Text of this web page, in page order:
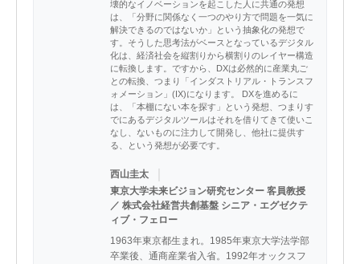
壊的なイノベーションを起こした人に共通の発想
は、「分野に関係なく一つのやり方で問題を一気に
解決できるのではないか」という抽象化の発想で
す。そうした思考法がベースとなっているデジタル
化は、経済社会を縦割りから横割りのレイヤー構造
に転換します。ですから、DXは必然的に産業丸ご
との転換、つまり「インダストリアル・トランスフ
ォメーション」(IX)になります。 DXを進めるに
は、「本棚にない本を探す」という発想、つまりす
でにあるデジタルツールはそれを借りてきて使いこ
なし、ないものに注力して開発し、他社に提供す
る、という発想が必要です。
西山圭太
東京大学未来ビジョン研究センター 客員教授
／ 株式会社経営共創基盤 シニア・エグゼクテ
ィブ・フェロー
1963年東京都生まれ。1985年東京大学法学部
卒業後、通商産業省入省。1992年オックスフ